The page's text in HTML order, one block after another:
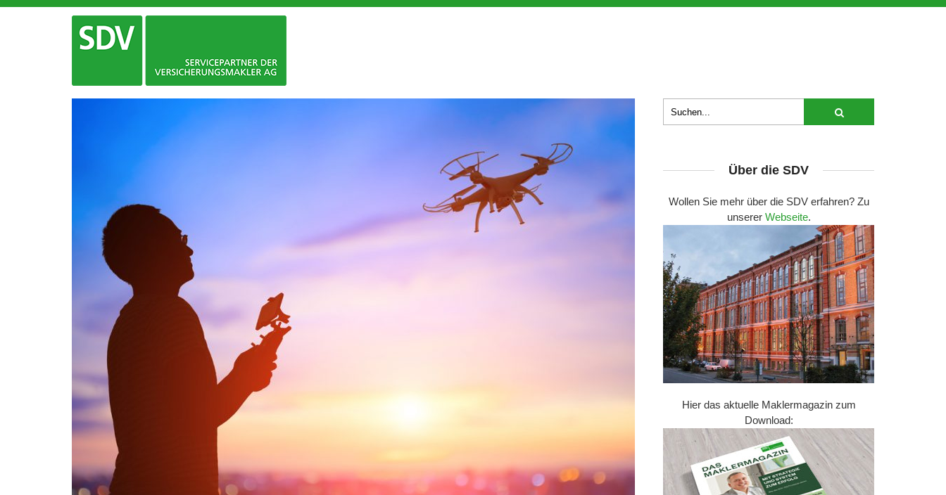
Über die SDV
Wollen Sie mehr über die SDV erfahren? Zu
unserer Webseite.
Hier das aktuelle Maklermagazin zum
Download: